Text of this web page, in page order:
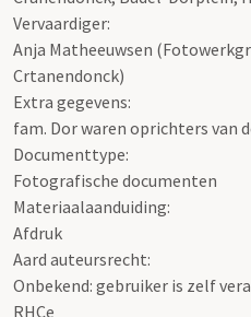
Vervaardiger:
Anja Matheeuwsen
Crtanendonck)
Extra gegevens:
fam. Dor waren oprichters van
Documenttype:
Fotografische documenten
Materiaalaanduiding:
Afdruk
Aard auteursrecht:
Onbekend: gebruiker is zelf
RHCe